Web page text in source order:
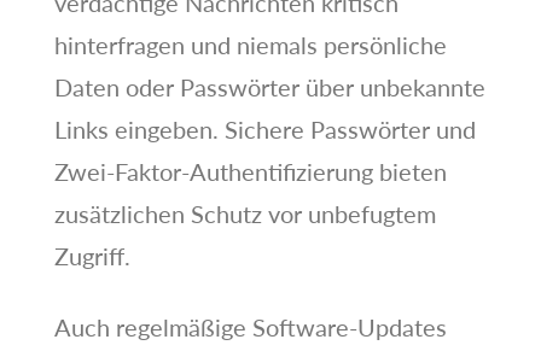
hinterfragen und niemals persönliche
Daten oder Passwörter über unbekannte
Links eingeben. Sichere Passwörter und
Zwei-Faktor-Authentifizierung bieten
zusätzlichen Schutz vor unbefugtem
Zugriff.
Auch regelmäßige Software-Updates